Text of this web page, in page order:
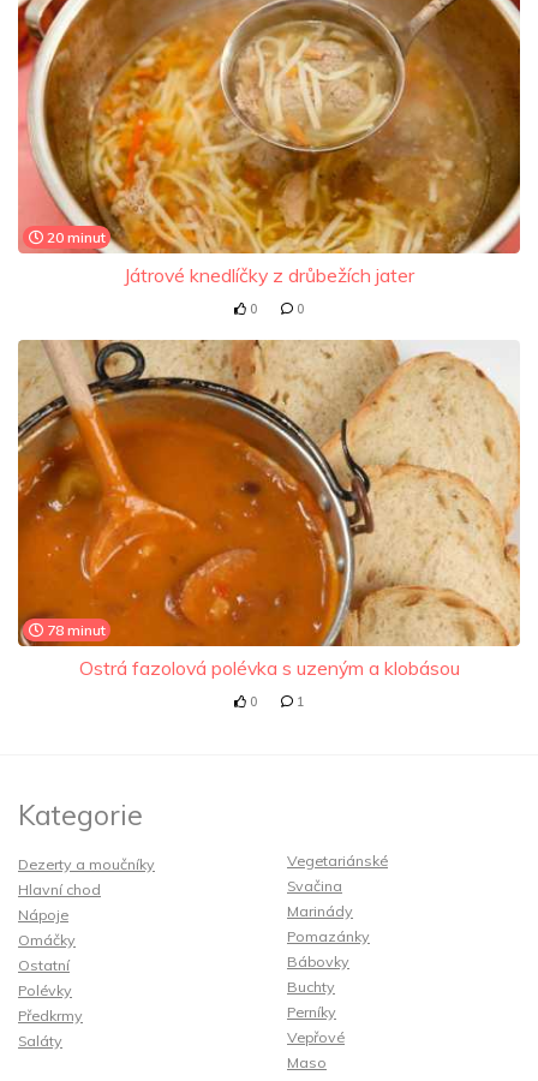
20 minut
Játrové knedlíčky z drůbežích jater
0 0
78 minut
Ostrá fazolová polévka s uzeným a klobásou
0 1
Kategorie
Dezerty a moučníky
Hlavní chod
Nápoje
Omáčky
Ostatní
Polévky
Předkrmy
Saláty
Vegetariánské
Svačina
Marinády
Pomazánky
Bábovky
Buchty
Perníky
Vepřové
Maso